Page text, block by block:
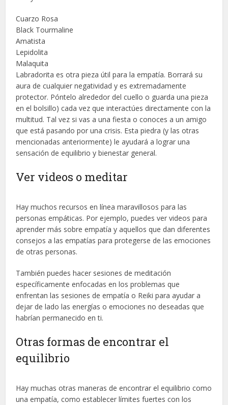
Cuarzo Rosa
Black Tourmaline
Amatista
Lepidolita
Malaquita
Labradorita es otra pieza útil para la empatía. Borrará su
aura de cualquier negatividad y es extremadamente
protector. Póntelo alrededor del cuello o guarda una pieza
en el bolsillo) cada vez que interactúes directamente con la
multitud. Tal vez si vas a una fiesta o conoces a un amigo
que está pasando por una crisis. Esta piedra (y las otras
mencionadas anteriormente) le ayudará a lograr una
sensación de equilibrio y bienestar general.
Ver videos o meditar
Hay muchos recursos en línea maravillosos para las
personas empáticas. Por ejemplo, puedes ver videos para
aprender más sobre empatía y aquellos que dan diferentes
consejos a las empatías para protegerse de las emociones
de otras personas.
También puedes hacer sesiones de meditación
específicamente enfocadas en los problemas que
enfrentan las sesiones de empatía o Reiki para ayudar a
dejar de lado las energías o emociones no deseadas que
habrían permanecido en ti.
Otras formas de encontrar el
equilibrio
Hay muchas otras maneras de encontrar el equilibrio como
una empatía, como establecer límites fuertes con los